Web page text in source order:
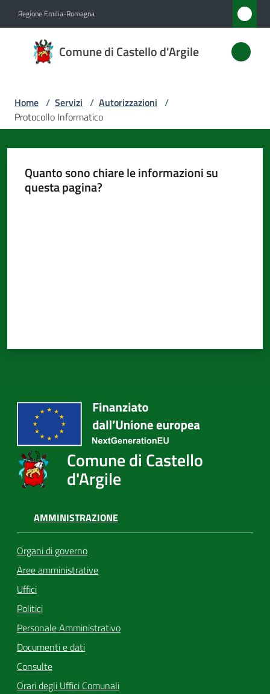
Regione Emilia-Romagna
Comune di Castello d'Argile
Comune
di
d'Argile
Amministrazione
Novità
Amministrazione
Tutti
argomenti...
Seguici
Home / Servizi / Autorizzazioni /
Protocollo Informatico
Quanto sono chiare le informazioni su
questa pagina?
Comune di Castello
d'Argile
AMMINISTRAZIONE
Organi di governo
Aree amministrative
Uffici
Politici
Personale Amministrativo
Documenti e dati
Consulte
Orari degli Uffici Comunali